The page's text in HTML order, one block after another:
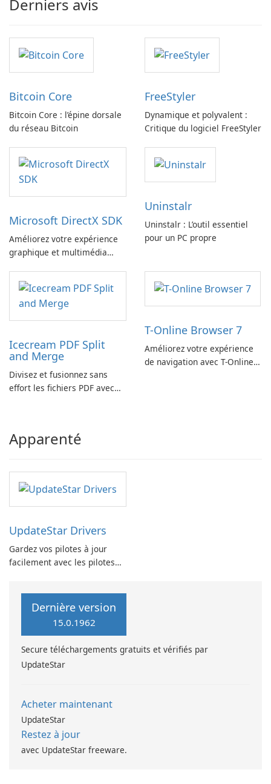
Derniers avis
Bitcoin Core
Bitcoin Core : l’épine dorsale
du réseau Bitcoin
FreeStyler
Dynamique et polyvalent :
Critique du logiciel FreeStyler
Microsoft DirectX SDK
Améliorez votre expérience
graphique et multimédia
Uninstalr
Uninstalr : L’outil essentiel
pour un PC propre
Icecream PDF Split
and Merge
Divisez et fusionnez sans
effort les fichiers PDF avec
T-Online Browser 7
Améliorez votre expérience
de navigation avec T-Online
Apparenté
UpdateStar Drivers
Gardez vos pilotes à jour
facilement avec les pilotes
Dernière version
15.0.1962
Secure téléchargements gratuits et vérifiés par
UpdateStar
Acheter maintenant
UpdateStar
Restez à jour
avec UpdateStar freeware.